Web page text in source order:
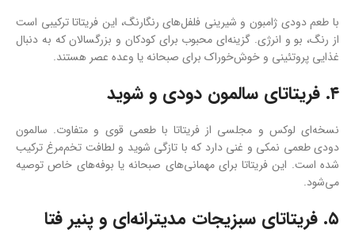
با طعم دودی ژامبون و شیرینی فلفل‌های رنگارنگ، این فریتاتا ترکیبی است
از رنگ، بو و انرژی. گزینه‌ای محبوب برای کودکان و بزرگسالان که به دنبال
غذایی پروتئینی و خوش‌خوراک برای صبحانه یا وعده عصر هستند.
۴. فریتاتای سالمون دودی و شوید
نسخه‌ای لوکس و مجلسی از فریتاتا با طعمی قوی و متفاوت. سالمون
دودی طعمی نمکی و غنی دارد که با تازگی شوید و لطافت تخم‌مرغ ترکیب
شده است. این فریتاتا برای مهمانی‌های صبحانه یا بوفه‌های خاص توصیه
می‌شود.
۵. فریتاتای سبزیجات مدیترانه‌ای و پنیر فتا